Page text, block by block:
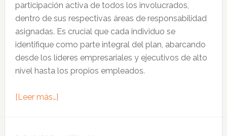
participación activa de todos los involucrados,
dentro de sus respectivas áreas de responsabilidad
asignadas. Es crucial que cada individuo se
identifique como parte integral del plan, abarcando
desde los líderes empresariales y ejecutivos de alto
nivel hasta los propios empleados.
[Leer más…]acerca